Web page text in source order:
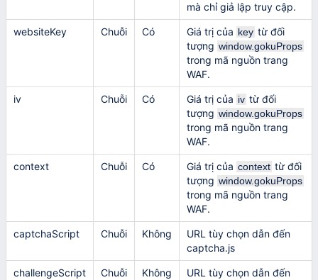
mà chỉ giả lập truy cập.
websiteKey Chuỗi Có Giá trị của key từ đối
tượng window.gokuProps
trong mã nguồn trang
WAF.
iv Chuỗi Có Giá trị của iv từ đối
tượng window.gokuProps
trong mã nguồn trang
WAF.
context Chuỗi Có Giá trị của context từ đối
tượng window.gokuProps
trong mã nguồn trang
WAF.
captchaScript Chuỗi Không
URL tùy chọn dẫn đến
captcha.js
challengeScript Chuỗi Không
URL tùy chọn dẫn đến